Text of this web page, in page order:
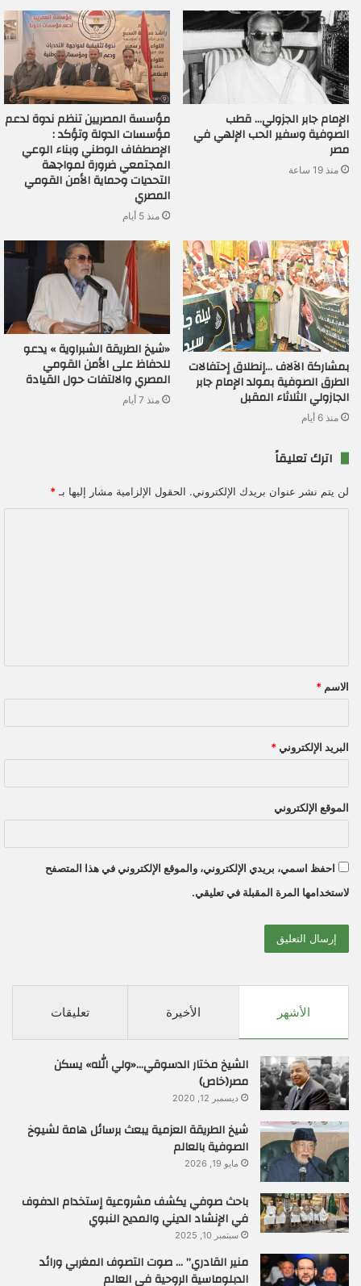
الإمام جابر الجزولي… قطب
الصوفية وسفير الحب الإلهي في
مصر
منذ 19 ساعة
مؤسسة المصريين تنظم ندوة لدعم
مؤسسات الدولة وتؤكد :
الإصطفاف الوطني وبناء الوعي
المجتمعي ضرورة لمواجهة
التحديات وحماية الأمن القومي
المصري
منذ 5 أيام
بمشاركة الآلاف …إنطلاق إحتفالات
الطرق الصوفية بمولد الإمام جابر
الجازولي الثلاثاء المقبل
منذ 6 أيام
«شيخ الطريقة الشبراوية » يدعو
للحفاظ على الأمن القومي
المصري والالتفات حول القيادة
منذ 7 أيام
اترك تعليقاً
لن يتم نشر عنوان بريدك الإلكتروني. الحقول الإلزامية مشار إليها بـ *
ق
*
الاسم *
البريد الإلكتروني *
الموقع الإلكتروني
احفظ اسمي، بريدي الإلكتروني، والموقع الإلكتروني في هذا المتصفح
لاستخدامها المرة المقبلة في تعليقي.
الأشهر الأخيرة تعليقات
الشيخ مختار الدسوقي…«ولي الله» يسكن
مصر(خاص)
ديسمبر 12, 2020
شيخ الطريقة العزمية يبعث برسائل هامة لشيوخ
الصوفية بالعالم
مايو 19, 2026
باحث صوفي يكشف مشروعية إستخدام الدفوف
في الإنشاد الديني والمديح النبوي
سبتمبر 10, 2025
منير القادري” … صوت التصوف المغربي ورائد
الدبلوماسية الروحية في العالم